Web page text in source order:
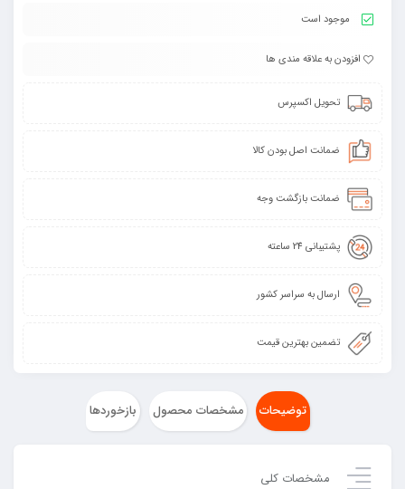
موجود است
افزودن به علاقه مندی ها
تحویل اکسپرس
ضمانت اصل بودن کالا
ضمانت بازگشت وجه
پشتیبانی 24 ساعته
ارسال به سراسر کشور
تضمین بهترین قیمت
توضیحات مشخصات محصول بازخوردها
مشخصات کلی